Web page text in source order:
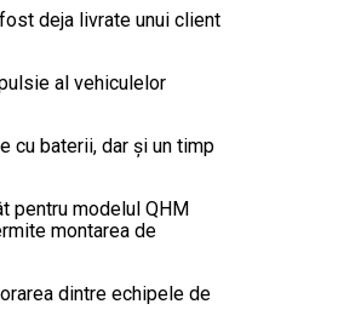
deja livrate unui client
al vehiculelor
cu baterii, dar și un timp
pentru modelul QHM
montarea de
dintre echipele de